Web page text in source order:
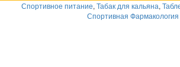
Спортивное питание, Табак для кальяна,
Спортивная Фармакология